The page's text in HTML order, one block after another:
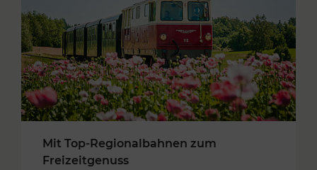
Mit Top-Regionalbahnen zum
Freizeitgenuss